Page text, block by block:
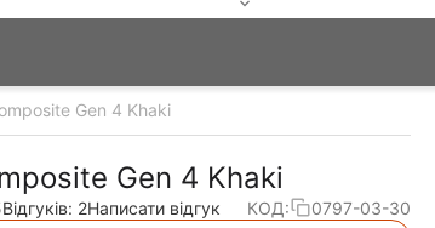
Gen 4 Khaki
Gen 4 Khaki
Відгуків: 2Написати відгук КОД: 0797-03-30